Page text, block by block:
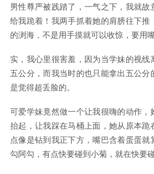
男性尊严被践踏了，一气之下，我就故
给我跪着！我两手抓着她的肩膀往下推
的浏海，不是用手摸就可以收惊，要用
实，我心里很害羞，因为当学妹的视线
五公分，而我当时的也只能拿出五公分
是觉得超丢脸的。
可爱学妹竟然做一个让我很嗨的动作，
抬起，让我踩在马桶上面，她从原本跪
点像是钻到我正下方，嘴巴含着蛋蛋就
勾阿勾，有点快要碰到小菊，就在快要